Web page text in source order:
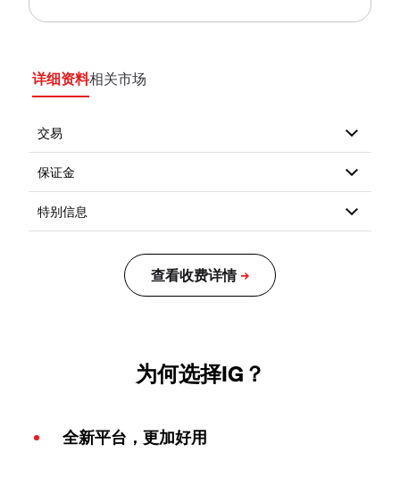
详细资料相关市场
为何选择IG？
全新平台，更加好用